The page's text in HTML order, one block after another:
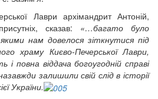
трансляции
трансляции
трансляции
Лаври архімандрит Антоній,
сказав: «…багато було
нам довелося зіткнутися під
храму Києво-Печерської Лаври,
і повна віддача богоугодній справі
залишили свій слід в історії
України.